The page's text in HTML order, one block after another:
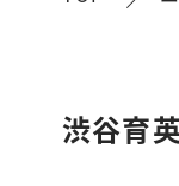
渋谷育